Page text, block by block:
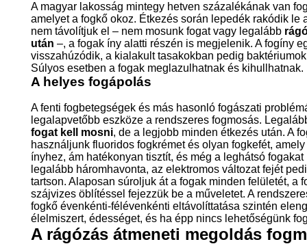
A magyar lakosság mintegy hetven százalékának van
amelyet a fogkő okoz. Étkezés során lepedék rakódik le
nem távolítjuk el – nem mosunk fogat vagy legalább
után –, a fogak íny alatti részén is megjelenik. A fogíny
visszahúzódik, a kialakult tasakokban pedig
Súlyos esetben a fogak meglazulhatnak és kihullhatnak.
A helyes fogápolás
A fenti fogbetegségek és más hasonló fogászati
legalapvetőbb eszköze a rendszeres fogmosás.
fogat kell mosni, de a legjobb minden étkezés után. A
használjunk fluoridos fogkrémet és olyan fogkefét,
ínyhez, ám hatékonyan tisztít, és még a leghátsó
legalább háromhavonta, az elektromos változat fejét
tartson. Alaposan súroljuk át a fogak minden felületét, a
szájvizes öblítéssel fejezzük be a műveletet. A
fogkő évenkénti-félévenkénti eltávolíttatása szintén
élelmiszert, édességet, és ha épp nincs lehetőségünk
A rágózás átmeneti megoldás